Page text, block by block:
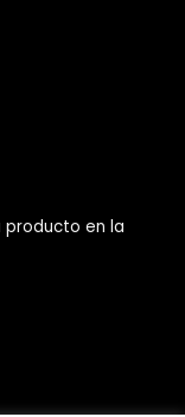
producto en la